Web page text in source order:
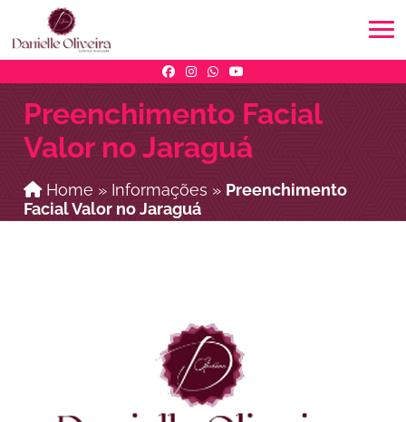
Preenchimento Facial
Valor no Jaraguá
Home » Informações » Preenchimento
Facial Valor no Jaraguá